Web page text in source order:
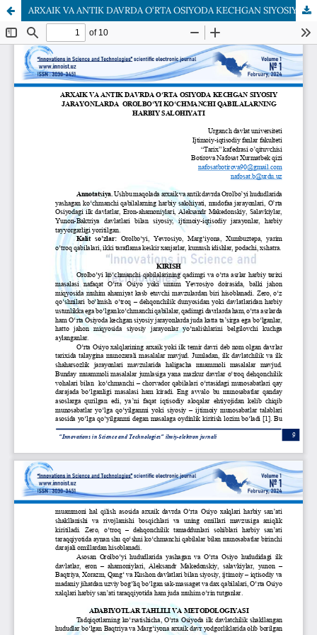
ARXAIK VA ANTIK DAVRDA O‘RTA OSIYODA KECHGAN SIYOSIYJARAYONLARDA OROLBO‘YI KO‘CHMANCHI QABILALARNINGHARBIY SALOHIYATI